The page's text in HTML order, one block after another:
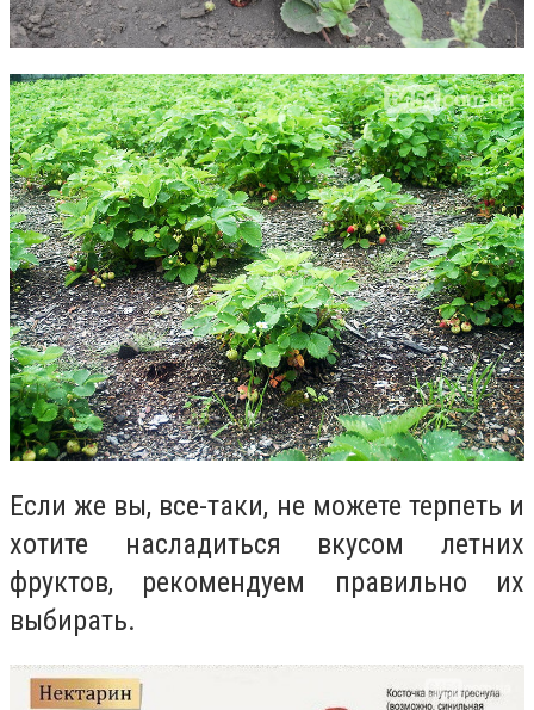
Если же вы, все-таки, не можете терпеть и
хотите насладиться вкусом летних
фруктов, рекомендуем правильно их
выбирать.